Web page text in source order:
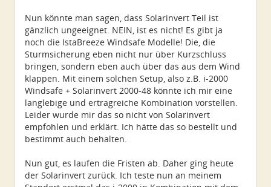
Nun könnte man sagen, dass Solarinvert Teil ist
gänzlich ungeeignet. NEIN, ist es nicht! Es gibt ja
noch die IstaBreeze Windsafe Modelle! Die, die
Sturmsicherung eben nicht nur über Kurzschluss
bringen, sondern eben auch über das aus dem Wind
klappen. Mit einem solchen Setup, also z.B. i-2000
Windsafe + Solarinvert 2000-48 könnte ich mir eine
langlebige und ertragreiche Kombination vorstellen.
Leider wurde mir das so nicht von Solarinvert
empfohlen und erklärt. Ich hätte das so bestellt und
bestimmt auch behalten.
Nun gut, es laufen die Fristen ab. Daher ging heute
der Solarinvert zurück. Ich teste nun an meinem